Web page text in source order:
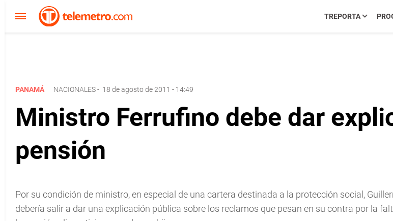
TREPORTA
PANAMÁ NACIONALES- 18 de agosto de 2011 - 14:49
Ministro Ferrufino debe dar
pensión
Por su condición de ministro, en especial de una cartera destinada a la protección social,
debería salir a dar una explicación pública sobre los reclamos que pesan en su contra por la